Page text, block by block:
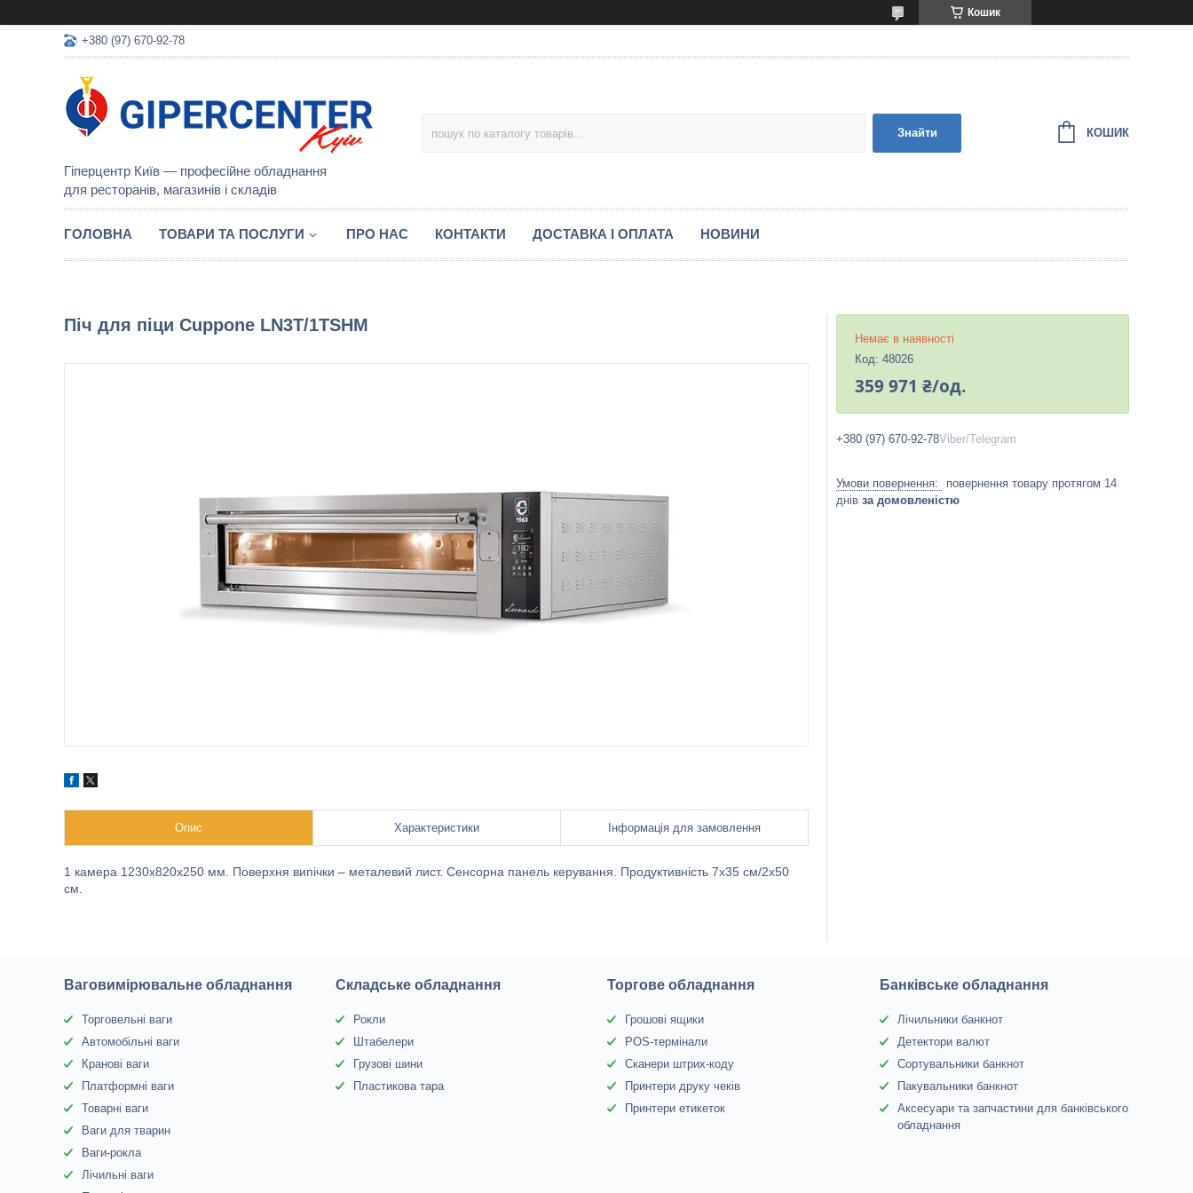
Кошик
+380 (97) 670-92-78
Гіперцентр Київ — професійне обладнання
для ресторанів, магазинів і складів
Знайти КОШИК
ГОЛОВНА ТОВАРИ ТА ПОСЛУГИ ПРО НАС КОНТАКТИ ДОСТАВКА І ОПЛАТА НОВИНИ
Піч для піци Cuppone LN3T/1TSHM
Опис Характеристики Інформація для замовлення
1 камера 1230х820х250 мм. Поверхня випічки – металевий лист. Сенсорна панель керування. Продуктивність 7х35 см/2х50
см.
Немає в наявності
Код: 48026
359 971 ₴/од.
+380 (97) 670-92-78Viber/Telegram
повернення товару протягом 14
днів за домовленістю
Ваговимірювальне обладнання
Торговельні ваги
Автомобільні ваги
Кранові ваги
Платформні ваги
Товарні ваги
Ваги для тварин
Ваги-рокла
Лічильні ваги
Складське обладнання
Рокли
Штабелери
Грузові шини
Пластикова тара
Торгове обладнання
Грошові ящики
POS-термінали
Сканери штрих-коду
Принтери друку чеків
Принтери етикеток
Банківське обладнання
Лічильники банкнот
Детектори валют
Сортувальники банкнот
Пакувальники банкнот
Аксесуари та запчастини для банківського
обладнання